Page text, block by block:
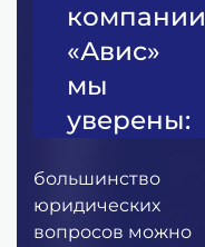
компании
«Авис»
мы
уверены:
большинство
юридических
вопросов можно